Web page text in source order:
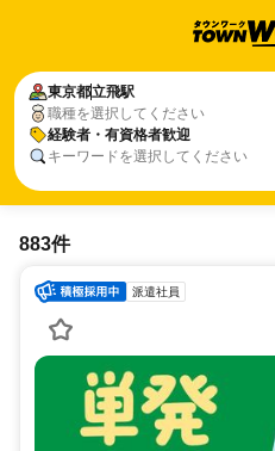
東京都立飛駅
職種を選択してください
経験者・有資格者歓迎
キーワードを選択してください
883件
派遣社員